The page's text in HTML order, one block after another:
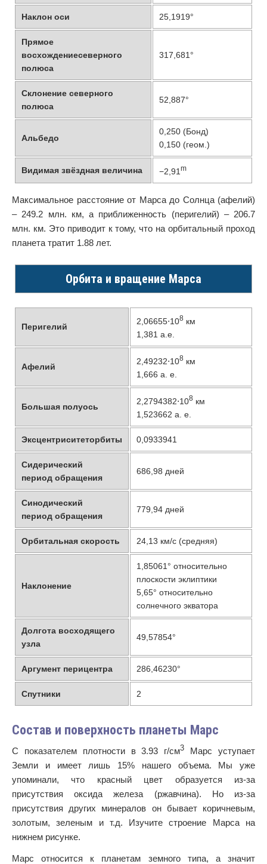
Наклон оси 25,1919°
Прямое
восхождениесеверного
полюса
317,681°
Склонение северного
полюса
52,887°
Альбедо
0,250 (Бонд)
0,150 (геом.)
Видимая звёздная величина −2,91 m
Максимальное расстояние от Марса до Солнца (афелий)
– 249.2 млн. км, а приближенность (перигелий) – 206.7
млн. км. Это приводит к тому, что на орбитальный проход
планета тратит 1.88 лет.
Орбита и вращение Марса
Перигелий
2,06655⋅108 км
1,381 а.е.
Афелий
2,49232⋅108 км
1,666 а. е.
Большая полуось
2,2794382⋅108 км
1,523662 а. е.
Эксцентриситеторбиты 0,0933941
Сидерический
период обращения
686,98 дней
Синодический
период обращения
779,94 дней
Орбитальная скорость 24,13 км/с (средняя)
Наклонение
1,85061° относительно
плоскости эклиптики
5,65° относительно
солнечного экватора
Долгота восходящего
узла
49,57854°
Аргумент перицентра 286,46230°
Спутники 2
Состав и поверхность планеты Марс
С показателем плотности в 3.93 г/см3
Марс уступает
Земли и имеет лишь 15% нашего объема. Мы уже
упоминали, что красный цвет образуется из-за
присутствия оксида железа (ржавчина). Но из-за
присутствия других минералов он бывает коричневым,
золотым, зеленым и т.д. Изучите строение Марса на
нижнем рисунке.
Марс относится к планетам земного типа, а значит